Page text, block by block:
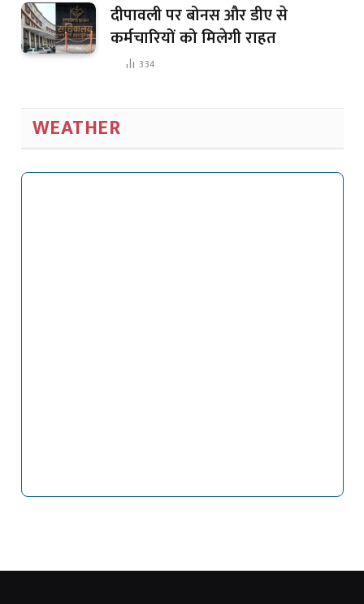
दीपावली पर बोनस और डीए से
कर्मचारियों को मिलेगी राहत
334
WEATHER